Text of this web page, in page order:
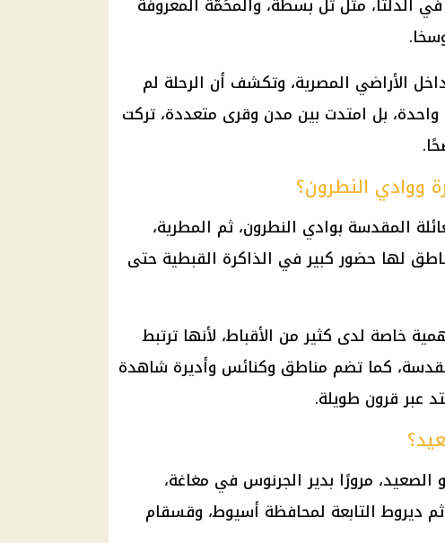
الدلتا، مثل تل بسطة، والمحَمّة المعروفة
الأراضي المصرية، وتكشف أن الرحلة لم
بل امتدت بين مدن وقرى متعددة، تركت
ووادي النطرون؟
المقدسة بوادي النطرون، ثم المطرية،
لها حضور كبير في الذاكرة القبطية حتى
خاصة لدى كثير من الأقباط، لأنها ترتبط
كما تضم مناطق وكنائس وأديرة شاهدة
عبر قرون طويلة.
الصعيد، مرورًا بدير الجرنوس في مغاغة،
ديروط التابعة لمحافظة أسيوط، وقسقام